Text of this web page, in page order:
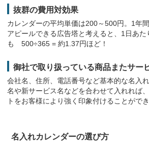
毎年頼ん
金融業（
8月4日
北海道
NK-191 ジャンボ3色文字
50冊 83,032円
北海道
NK-198 シンプルスケジュール
50冊 83,032円
8月4日
100冊 276,800円
抜群の費用対効果
カレンダーの平均単価は200～500円。1年
アピールできる広告塔と考えると、1日あた
も 500÷365 = 約1.37円ほど！
御社で取り扱っている商品またサー
会社名、住所、電話番号など基本的な名入
名や新サービス名などを合わせて入れれば
トをお客様により強く印象付けることができ
名入れカレンダーの選び方